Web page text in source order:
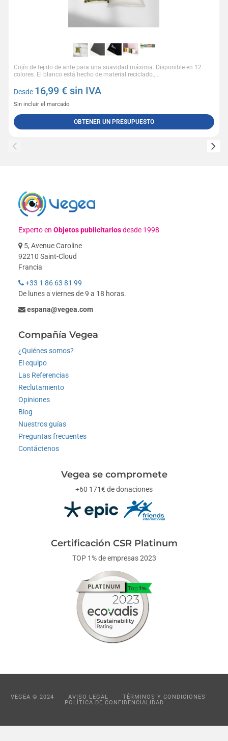
Cojín de tejido de ante para una suavidad máxima. Disponible en 12
colores. El blanco está hecho de material reciclado.,...
Desde 16,99 € sin IVA
Sin incluir el marcado
OBTENER UN PRESUPUESTO
Experto enObjetos publicitariosdesde 1998
5, Avenue Caroline
92210 Saint-Cloud
Francia
+33 1 86 63 81 99
De lunes a viernes de 9 a 18 horas.
espana@vegea.com
Compañía Vegea
¿Quiénes somos?
El equipo
Las Referencias
Reclutamiento
Opiniones
Blog
Nuestros guías
Preguntas frecuentes
Contáctenos
Vegea se compromete
+60 171€ de donaciones
Certificación CSR Platinum
TOP 1% de empresas 2023
VEGEA © 2024 AVISO LEGAL
TÉRMINOS Y CONDICIONES
POLÍTICA DE CONFIDENCIALIDAD